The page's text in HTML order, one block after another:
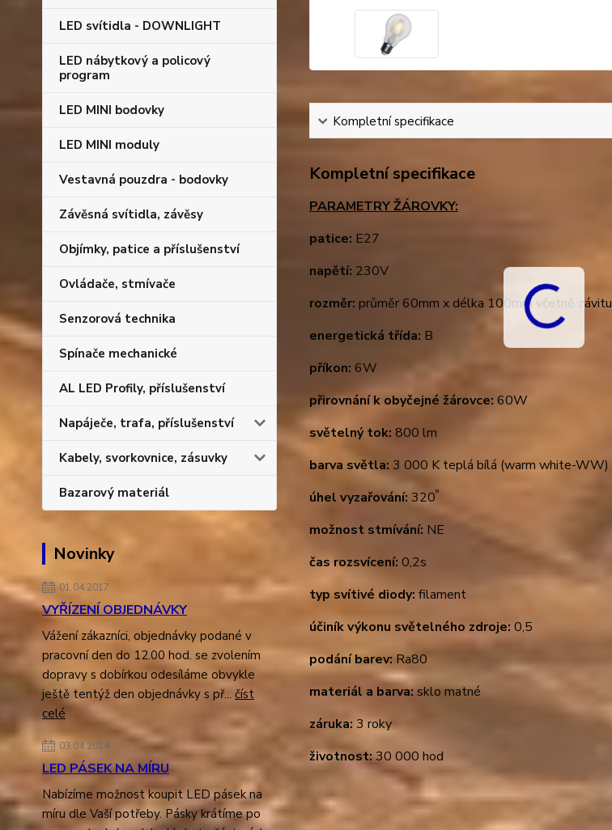
LED svítidla - DOWNLIGHT
LED nábytkový a policový
program
LED MINI bodovky
LED MINI moduly
Vestavná pouzdra - bodovky
Závěsná svítidla, závěsy
Objímky, patice a příslušenství
Ovládače, stmívače
Senzorová technika
Spínače mechanické
AL LED Profily, příslušenství
Napáječe, trafa, příslušenství
Kabely, svorkovnice, zásuvky
Bazarový materiál
Novinky
01.04.2017
VYŘÍZENÍ OBJEDNÁVKY
Vážení zákazníci, objednávky podané v
pracovní den do 12.00 hod. se zvolením
dopravy s dobírkou odesíláme obvykle
ještě tentýž den objednávky s př... číst
celé
03.04.2014
LED PÁSEK NA MÍRU
Nabízíme možnost koupit LED pásek na
míru dle Vaší potřeby. Pásky krátíme po
Kompletní specifikace
Kompletní specifikace
PARAMETRY ŽÁROVKY:
patice: E27
napětí: 230V
rozměr: průměr 60mm x délka 100mm včetně závitu
energetická třída: B
příkon: 6W
přirovnání k obyčejné žárovce: 60W
světelný tok: 800 lm
barva světla: 3 000 K teplá bílá (warm white-WW)
úhel vyzařování: 320°
možnost stmívání: NE
čas rozsvícení: 0,2s
typ svítivé diody: filament
účiník výkonu světelného zdroje: 0,5
podání barev: Ra80
materiál a barva:sklo matné
záruka: 3 roky
životnost:30 000 hod